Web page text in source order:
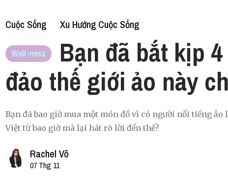
Cuộc Sống Xu Hướng Cuộc Sống
Well-ness
Bạn đã bắt kịp
đảo thế giới ảo này
Bạn đã bao giờ mua một món đồ vì có người nổi tiếng
Việt từ bao giờ mà lại hát rõ lời đến thế?
Rachel Võ
07 Thg 11